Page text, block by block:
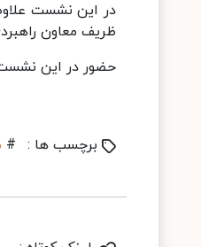
در این نشست
ظریف معاون
حضور در این
برچسب ها : #